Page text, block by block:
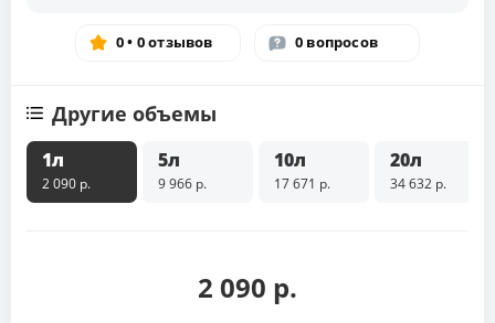
0 • 0 отзывов 0 вопросов
Другие объемы
1л
2 090 р.
5л
9 966 р.
10л
17 671 р.
20л
34 632 р.
2 090 р.